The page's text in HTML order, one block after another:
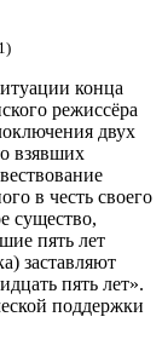
конца
режиссёра
двух
взявших
в честь своего
существо,
пять лет
заставляют
пять лет».
поддержки